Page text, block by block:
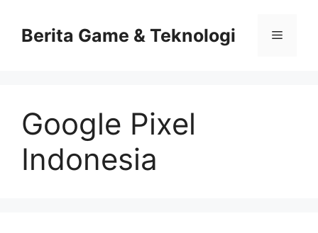
contentBerita Game & Teknologi Menu
Google Pixel
Indonesia